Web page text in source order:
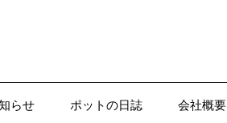
らせ ポットの日誌 会社概要